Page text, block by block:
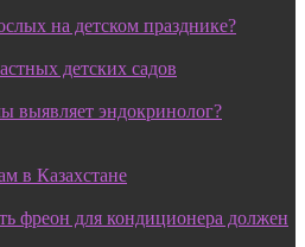
на детском празднике?
детских садов
выявляет эндокринолог?
в Казахстане
фреон для кондиционера должен